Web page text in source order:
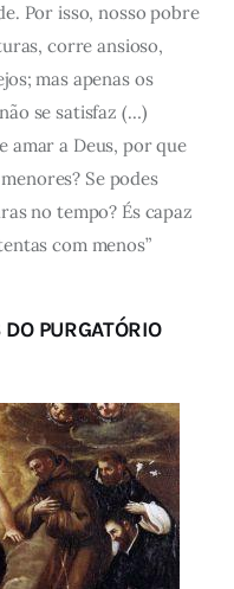
Por isso, nosso pobre
corre ansioso,
mas apenas os
se satisfaz (…)
amar a Deus, por que
Se podes
no tempo? És capaz
com menos”
PURGATÓRIO